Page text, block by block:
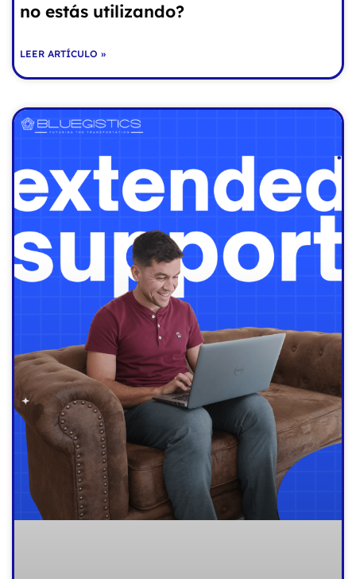
no estás utilizando?
LEER ARTÍCULO »